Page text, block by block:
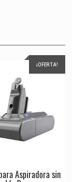
¡OFERTA!
Aspiradora sin